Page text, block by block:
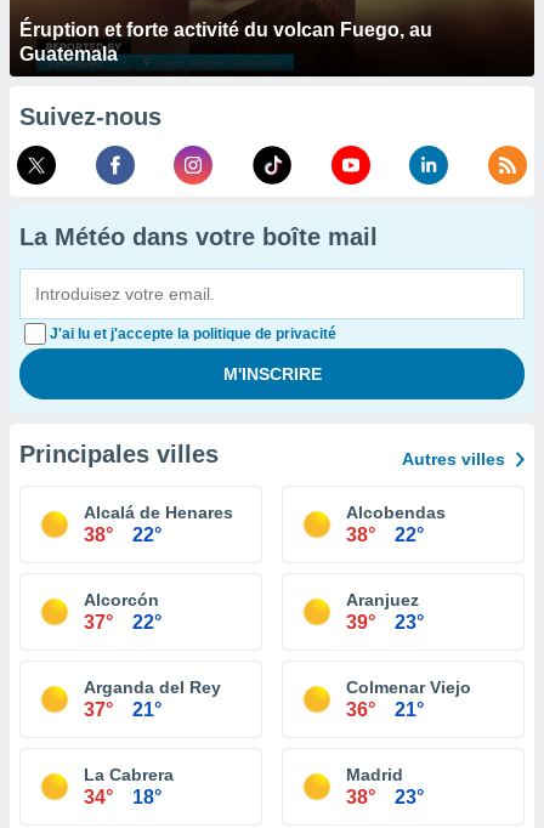
Éruption et forte activité du volcan Fuego, au
Guatemala
Suivez-nous
La Météo dans votre boîte mail
J'ai lu et j'accepte la politique de privacité
Principales villes Autres villes
Alcalá de Henares
38° 22°
Alcobendas
38° 22°
Alcorcón
37° 22°
Aranjuez
39° 23°
Arganda del Rey
37° 21°
Colmenar Viejo
36° 21°
La Cabrera
34° 18°
Madrid
38° 23°